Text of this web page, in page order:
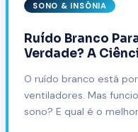
SONO & INSÔNIA
Ruído Branco
Verdade? A
O ruído branco está
ventiladores. Mas
sono? E qual é o